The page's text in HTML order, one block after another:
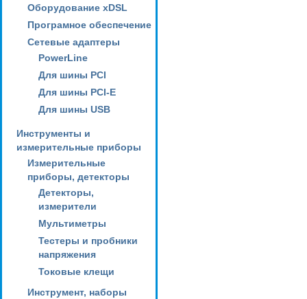
Оборудование xDSL
Програмное обеспечение
Сетевые адаптеры
PowerLine
Для шины PCI
Для шины PCI-E
Для шины USB
Инструменты и
измерительные приборы
Измерительные
приборы, детекторы
Детекторы,
измерители
Мультиметры
Тестеры и пробники
напряжения
Токовые клещи
Инструмент, наборы